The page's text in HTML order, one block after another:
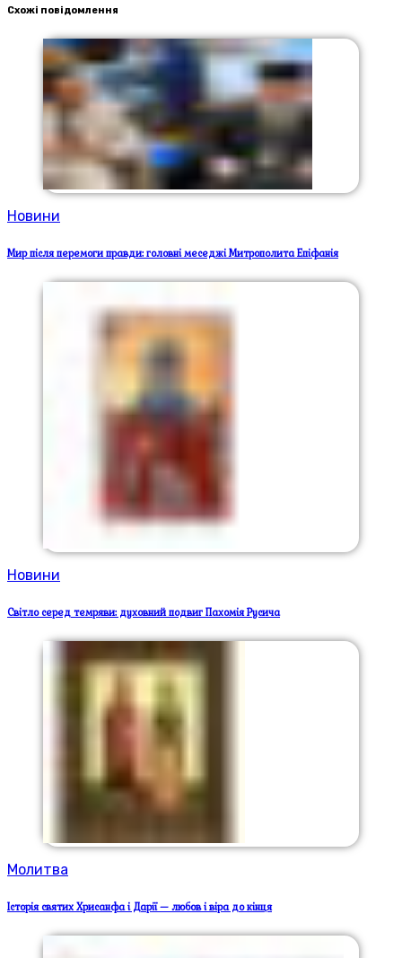
Схожі повідомлення
Новини
Мир після перемоги правди: головні меседжі Митрополита Епіфанія
Новини
Світло серед темряви: духовний подвиг Пахомія Русича
Молитва
Історія святих Хрисанфа і Дарії — любов і віра до кінця